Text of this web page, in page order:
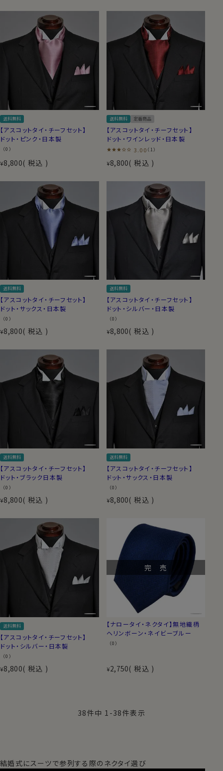
送料無料
【アスコットタイ・チーフセット】
ドット・ピンク・日本製
（0）
¥8,800 税込
送料無料 定番商品
【アスコットタイ・チーフセット】
ドット・ワインレッド・日本製
3.00 （1）
¥8,800 税込
送料無料
【アスコットタイ・チーフセット】
ドット・サックス・日本製
（0）
¥8,800 税込
送料無料
【アスコットタイ・チーフセット】
ドット・シルバー・日本製
（0）
¥8,800 税込
送料無料
【アスコットタイ・チーフセット】
ドット・ブラック日本製
（0）
¥8,800 税込
送料無料
【アスコットタイ・チーフセット】
ドット・サックス・日本製
（0）
¥8,800 税込
送料無料
【アスコットタイ・チーフセット】
ドット・シルバー・日本製
（0）
¥8,800 税込
完 売
【ナロータイ・ネクタイ】無地織柄
ヘリンボーン・ネイビーブルー
（0）
¥2,750 税込
38件中 1 -38件表示
結婚式にスーツで参列する際のネクタイ選び